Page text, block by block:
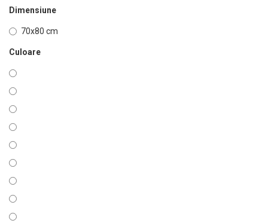
Dimensiune
70x80 cm
Culoare